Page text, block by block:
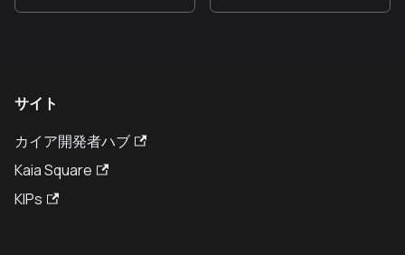
サイト
カイア開発者ハブ
Kaia Square
KIPs